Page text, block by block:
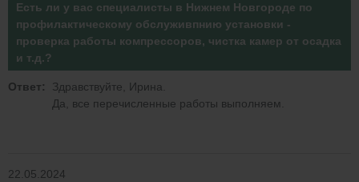
Есть ли у вас специалисты в Нижнем Новгороде по
профилактическому обслуживпнию установки -
проверка работы компрессоров, чистка камер от осадка
и т.д.?
Ответ:
Здравствуйте, Ирина.
Да, все перечисленные работы выполняем.
22.05.2024